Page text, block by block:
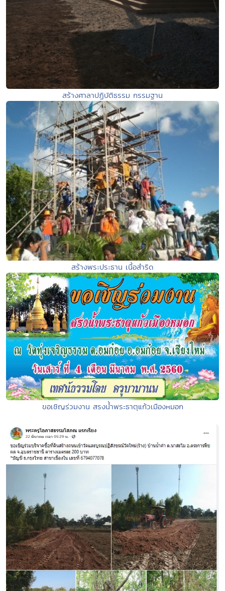
สร้างศาลาปฏิบัติธรรม กรรมฐาน
สร้างพระประธาน เนื้อสำริด
ขอเชิญร่วมงาน สรงน้ำพระธาตุแก้วเมืองหมอก